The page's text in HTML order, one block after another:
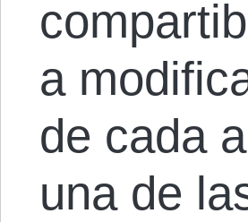
a
de cada
una de